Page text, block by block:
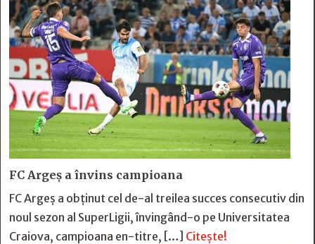
FC Argeş a învins campioana
FC Argeş a obţinut cel de-al treilea succes consecutiv din
noul sezon al SuperLigii, învingând-o pe Universitatea
Craiova, campioana en-titre, […] Citește!